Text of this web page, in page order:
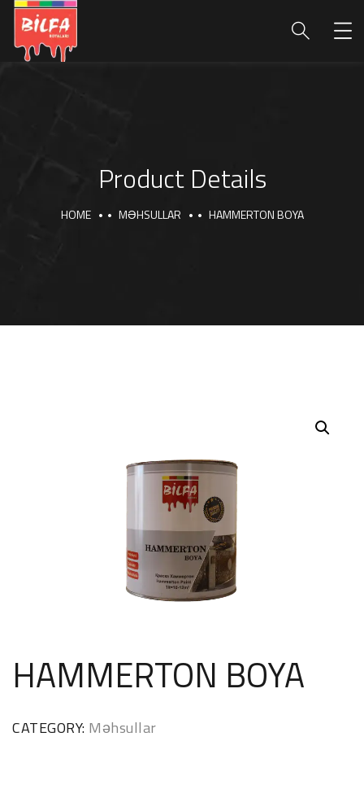
Product Details
HOME MƏHSULLAR HAMMERTON BOYA
HAMMERTON BOYA
CATEGORY: Məhsullar